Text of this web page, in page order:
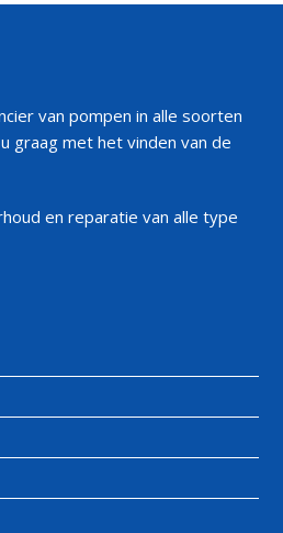
van pompen in alle soorten
graag met het vinden van de
en reparatie van alle type